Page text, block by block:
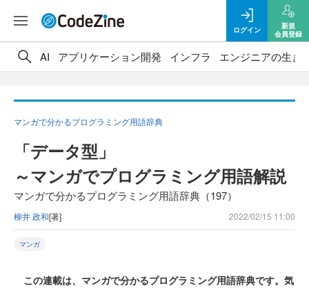
ログイン
新規
会員登録
AI アプリケーション開発 インフラ エンジニアの生き
マンガで分かるプログラミング用語辞典
「データ型」
～マンガでプログラミング用語解説
マンガで分かるプログラミング用語辞典（197）
柳井 政和[著] 2022/02/15 11:00
マンガ
この連載は、マンガで分かるプログラミング用語辞典です。気